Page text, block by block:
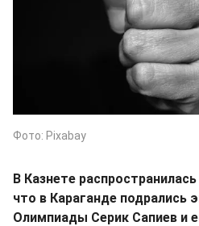
Фото: Pixabay
В Казнете
что в Караганде подрались
Олимпиады Серик Сапиев и